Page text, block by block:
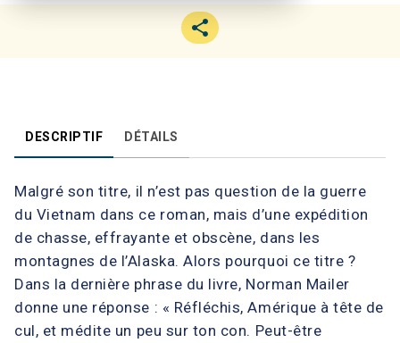
DESCRIPTIF DÉTAILS
Malgré son titre, il n’est pas question de la guerre
du Vietnam dans ce roman, mais d’une expédition
de chasse, effrayante et obscène, dans les
montagnes de l’Alaska. Alors pourquoi ce titre ?
Dans la dernière phrase du livre, Norman Mailer
donne une réponse : « Réfléchis, Amérique à tête de
cul, et médite un peu sur ton con. Peut-être